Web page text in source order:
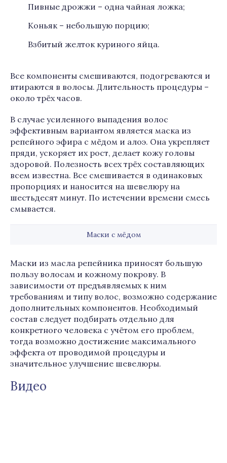
Пивные дрожжи – одна чайная ложка;
Коньяк – небольшую порцию;
Взбитый желток куриного яйца.
Все компоненты смешиваются, подогреваются и
втираются в волосы. Длительность процедуры –
около трёх часов.
В случае усиленного выпадения волос
эффективным вариантом является маска из
репейного эфира с мёдом и алоэ. Она укрепляет
пряди, ускоряет их рост, делает кожу головы
здоровой. Полезность всех трёх составляющих
всем известна. Все смешивается в одинаковых
пропорциях и наносится на шевелюру на
шестьдесят минут. По истечении времени смесь
смывается.
Маски с мёдом
Маски из масла репейника приносят большую
пользу волосам и кожному покрову. В
зависимости от предъявляемых к ним
требованиям и типу волос, возможно содержание
дополнительных компонентов. Необходимый
состав следует подбирать отдельно для
конкретного человека с учётом его проблем,
тогда возможно достижение максимального
эффекта от проводимой процедуры и
значительное улучшение шевелюры.
Видео